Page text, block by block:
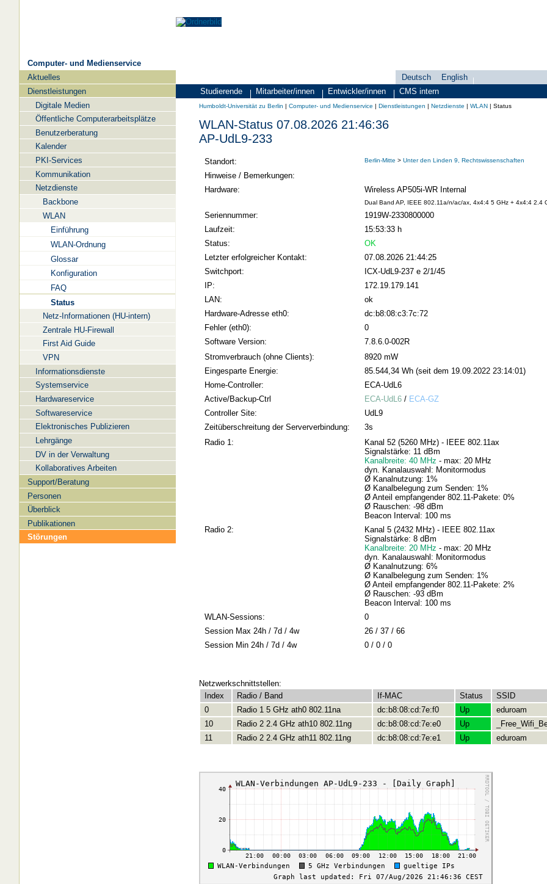
Computer- und Medienservice
Navigation
Aktuelles
Dienstleistungen
Digitale Medien
Öffentliche Computerarbeitsplätze
Benutzerberatung
Kalender
PKI-Services
Kommunikation
Netzdienste
Backbone
WLAN
Einführung
WLAN-Ordnung
Glossar
Konfiguration
FAQ
Status
Netz-Informationen (HU-intern)
Zentrale HU-Firewall
First Aid Guide
VPN
Informationsdienste
Systemservice
Hardwareservice
Softwareservice
Elektronisches Publizieren
Lehrgänge
DV in der Verwaltung
Kollaboratives Arbeiten
Support/Beratung
Personen
Überblick
Publikationen
Störungen
Zielgruppen
Studierende Mitarbeiter/innen Entwickler/innen CMS intern
Sprachauswahl
Deutsch
English
search-menu
Humboldt-
Universität
Computer-
und
Humboldt-Universität zu Berlin | Computer- und Medienservice | Dienstleistungen | Netzdienste | WLAN | Status
WLAN-Status 07.08.2026 21:46:36
AP-UdL9-233
Standort: Berlin-Mitte > Unter den Linden 9, Rechtswissenschaften
Hinweise / Bemerkungen:
Hardware:
Wireless AP505i-WR Internal
Dual Band AP, IEEE 802.11a/n/ac/ax, 4x4:4 5 GHz + 4x4:4 2.4
Seriennummer:
1919W-2330800000
Laufzeit:
15:53:33 h
Status:
OK
Letzter erfolgreicher Kontakt:
07.08.2026 21:44:25
Switchport:
ICX-UdL9-237 e 2/1/45
IP:
172.19.179.141
LAN:
ok
Hardware-Adresse eth0:
dc:b8:08:c3:7c:72
Fehler (eth0):
0
Software Version:
7.8.6.0-002R
Stromverbrauch (ohne Clients):
8920 mW
Eingesparte Energie:
85.544,34 Wh (seit dem 19.09.2022 23:14:01)
Home-Controller:
ECA-UdL6
Active/Backup-Ctrl
ECA-UdL6/ ECA-GZ
Controller Site:
UdL9
Zeitüberschreitung der Serververbindung:
3s
Radio 1:
Kanal 52 (5260 MHz) - IEEE 802.11ax
Signalstärke: 11 dBm
Kanalbreite: 40 MHz - max: 20 MHz
dyn. Kanalauswahl: Monitormodus
Ø Kanalnutzung: 1%
Ø Kanalbelegung zum Senden: 1%
Ø Anteil empfangender 802.11-Pakete: 0%
Ø Rauschen: -98 dBm
Beacon Interval: 100 ms
Radio 2:
Kanal 5 (2432 MHz) - IEEE 802.11ax
Signalstärke: 8 dBm
Kanalbreite: 20 MHz - max: 20 MHz
dyn. Kanalauswahl: Monitormodus
Ø Kanalnutzung: 6%
Ø Kanalbelegung zum Senden: 1%
Ø Anteil empfangender 802.11-Pakete: 2%
Ø Rauschen: -93 dBm
Beacon Interval: 100 ms
WLAN-Sessions:
0
Session Max 24h / 7d / 4w
26 / 37 / 66
Session Min 24h / 7d / 4w
0 / 0 / 0
Netzwerkschnittstellen:
Index
Radio / Band If-MAC Status SSID
0
Radio 1 5 GHz ath0 802.11na dc:b8:08:cd:7e:f0 Up
eduroam
10
Radio 2 2.4 GHz ath10 802.11ng dc:b8:08:cd:7e:e0 Up
11
Radio 2 2.4 GHz ath11 802.11ng dc:b8:08:cd:7e:e1 Up eduroam